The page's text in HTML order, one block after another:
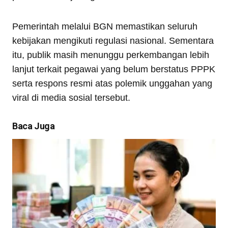
Pemerintah melalui BGN memastikan seluruh
kebijakan mengikuti regulasi nasional. Sementara
itu, publik masih menunggu perkembangan lebih
lanjut terkait pegawai yang belum berstatus PPPK
serta respons resmi atas polemik unggahan yang
viral di media sosial tersebut.
Baca Juga